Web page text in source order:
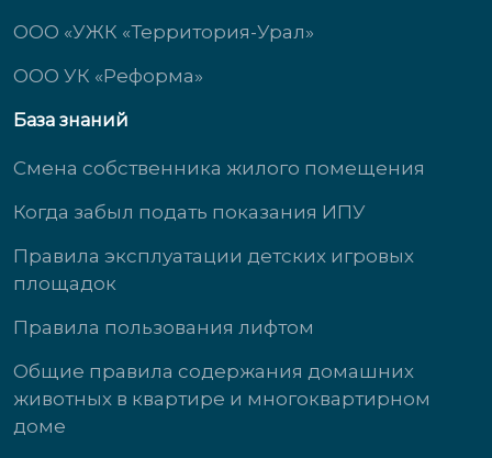
ООО «УЖК «Территория-Урал»
ООО УК «Реформа»
База знаний
Смена собственника жилого помещения
Когда забыл подать показания ИПУ
Правила эксплуатации детских игровых
площадок
Правила пользования лифтом
Общие правила содержания домашних
животных в квартире и многоквартирном
доме